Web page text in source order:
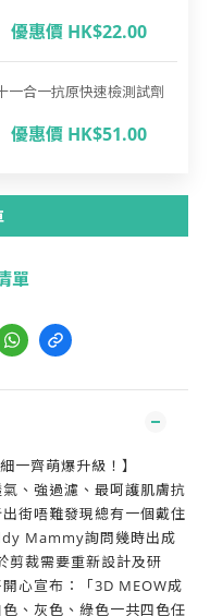
優惠價 HK$22.00
一合一抗原快速檢測試劑
優惠價 HK$51.00
單
一齊萌爆升級！】
、強過濾、最呵護肌膚抗
街唔難發現總有一個戴住
Mammy詢問幾時出成
剪裁需要重新設計及研
心宣布：「3D MEOW成
、灰色、綠色一共四色任